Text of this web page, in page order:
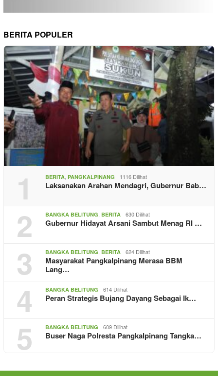
BERITA POPULER
1 BERITA PANGKALPINANG 1116 Dilihat
Laksanakan Arahan Mendagri, Gubernur Bab…
2 BANGKA BELITUNG BERITA 630 Dilihat
Gubernur Hidayat Arsani Sambut Menag RI …
3 BANGKA BELITUNG BERITA 624 Dilihat
Masyarakat Pangkalpinang Merasa BBM
Lang…
4 BANGKA BELITUNG 614 Dilihat
Peran Strategis Bujang Dayang Sebagai Ik…
5 BANGKA BELITUNG 609 Dilihat
Buser Naga Polresta Pangkalpinang Tangka…